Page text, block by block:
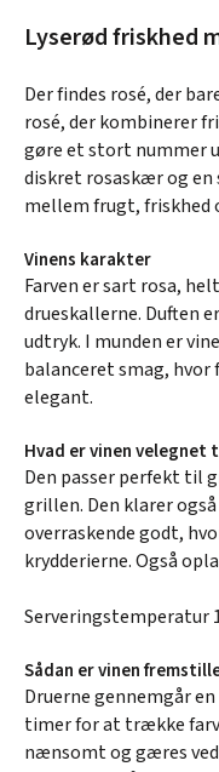
Lyserød friskhed
Der findes rosé, der
rosé, der kombinerer
gøre et stort nummer
diskret rosaskær og
mellem frugt, friskhed
Vinens karakter
Farven er sart rosa,
drueskallerne. Duften
udtryk. I munden er
balanceret smag,
elegant.
Hvad er vinen velegnet
Den passer perfekt til
grillen. Den klarer
overraskende godt,
krydderierne. Også
Serveringstemperatur
Sådan er vinen
Druerne gennemgår
timer for at trække
nænsomt og gæres